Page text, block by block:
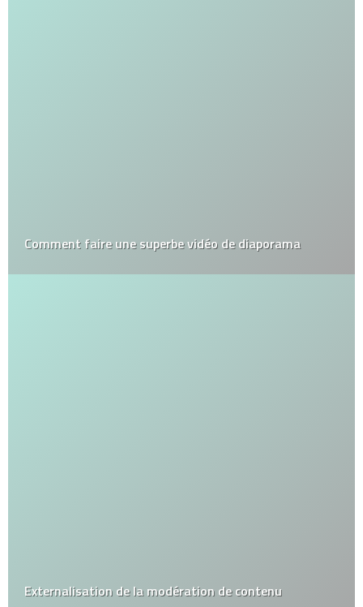
Comment faire une superbe vidéo de diaporama
Externalisation de la modération de contenu